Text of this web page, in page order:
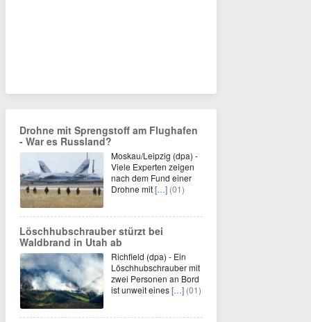
Drohne mit Sprengstoff am Flughafen
- War es Russland?
Moskau/Leipzig (dpa) -
Viele Experten zeigen
nach dem Fund einer
Drohne mit[…] (01)
Löschhubschrauber stürzt bei
Waldbrand in Utah ab
Richfield (dpa) - Ein
Löschhubschrauber mit
zwei Personen an Bord
ist unweit eines[…] (01)